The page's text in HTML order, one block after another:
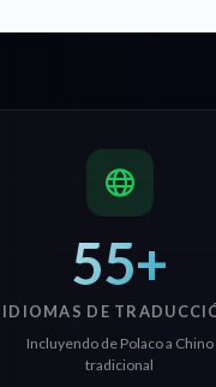
55+
IDIOMAS DE
Incluyendo de Polaco a Chino
tradicional